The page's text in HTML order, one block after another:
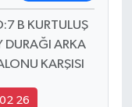
B KURTULUŞ
DURAĞI ARKA
KARŞISI
26